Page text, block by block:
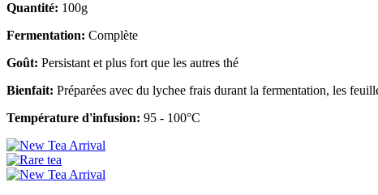
Quantité: 100g
Fermentation: Complète
Goût: Persistant et plus fort que les autres thé
Bienfait: Préparées avec du lychee frais durant la fermentation, les
Température d'infusion: 95 - 100°C